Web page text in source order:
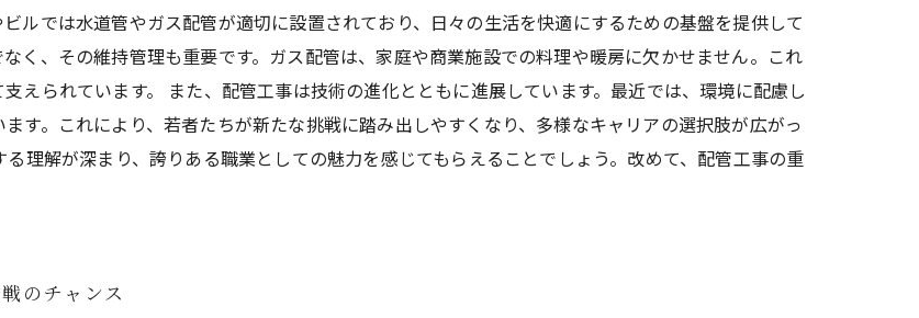
ルでは水道管やガス配管が適切に設置されており、日々の生活を快適にするための基盤を提供して
く、その維持管理も重要です。ガス配管は、家庭や商業施設での料理や暖房に欠かせません。これ
えられています。 また、配管工事は技術の進化とともに進展しています。最近では、環境に配慮し
す。これにより、若者たちが新たな挑戦に踏み出しやすくなり、多様なキャリアの選択肢が広がっ
理解が深まり、誇りある職業としての魅力を感じてもらえることでしょう。改めて、配管工事の重
のチャンス